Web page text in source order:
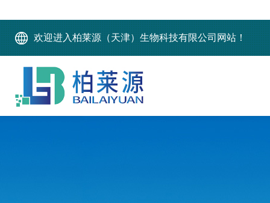
欢迎进入柏莱源（天津）生物科技有限公司网站！